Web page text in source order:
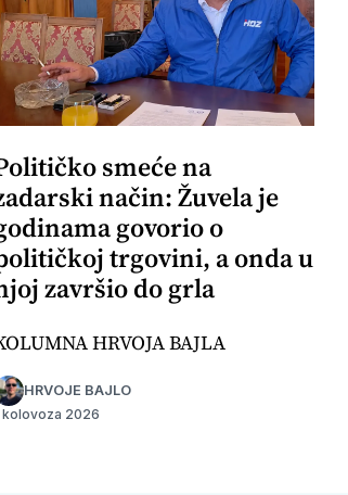
smeće na
način: Žuvela je
govorio o
trgovini, a onda u
završio do grla
HRVOJA BAJLA
HRVOJE BAJLO
kolovoza 2026